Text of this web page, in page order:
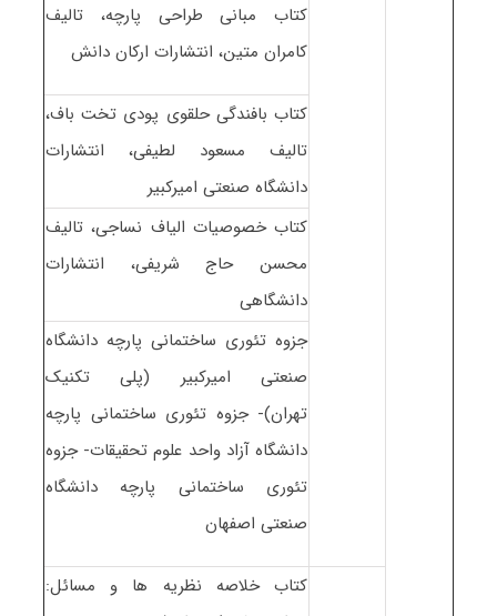
کتاب مبانی طراحی پارچه، تالیف
کامران متین، انتشارات ارکان دانش
کتاب بافندگی حلقوی پودی تخت باف،
تالیف مسعود لطیفی، انتشارات
دانشگاه صنعتی امیرکبیر
کتاب خصوصیات الیاف نساجی، تالیف
محسن حاج شریفی، انتشارات
دانشگاهی
جزوه تئوری ساختمانی پارچه دانشگاه
صنعتی امیرکبیر (پلی تکنیک
تهران)- جزوه تئوری ساختمانی پارچه
دانشگاه آزاد واحد علوم تحقیقات- جزوه
تئوری ساختمانی پارچه دانشگاه
صنعتی اصفهان
کتاب خلاصه نظریه ها و مسائل: